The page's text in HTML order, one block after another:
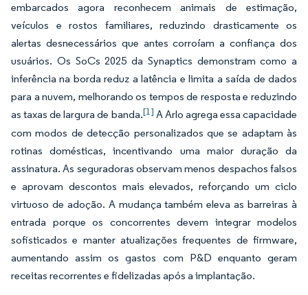
embarcados agora reconhecem animais de estimação,
veículos e rostos familiares, reduzindo drasticamente os
alertas desnecessários que antes corroíam a confiança dos
usuários. Os SoCs 2025 da Synaptics demonstram como a
inferência na borda reduz a latência e limita a saída de dados
para a nuvem, melhorando os tempos de resposta e reduzindo
as taxas de largura de banda.[1] A Arlo agrega essa capacidade
com modos de detecção personalizados que se adaptam às
rotinas domésticas, incentivando uma maior duração da
assinatura. As seguradoras observam menos despachos falsos
e aprovam descontos mais elevados, reforçando um ciclo
virtuoso de adoção. A mudança também eleva as barreiras à
entrada porque os concorrentes devem integrar modelos
sofisticados e manter atualizações frequentes de firmware,
aumentando assim os gastos com P&D enquanto geram
receitas recorrentes e fidelizadas após a implantação.